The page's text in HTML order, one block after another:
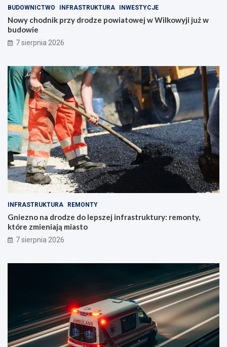
BUDOWNICTWO INFRASTRUKTURA INWESTYCJE
Nowy chodnik przy drodze powiatowej w Wilkowyji już w
budowie
7 sierpnia 2026
INFRASTRUKTURA REMONTY
Gniezno na drodze do lepszej infrastruktury: remonty,
które zmieniają miasto
7 sierpnia 2026